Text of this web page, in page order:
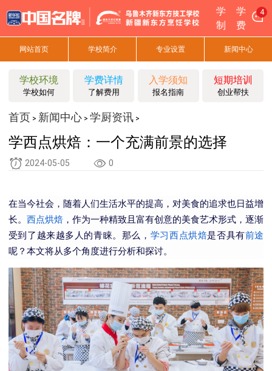
学
制
学
费
4
网站首页 学校简介 专业设置 新闻中心
学校环境
学校如何
学费详情
了解费用
入学须知
报名指南
短期培训
创业帮扶
首页 > 新闻中心> 学厨资讯>
学西点烘焙：一个充满前景的选择
2024-05-05 0
在当今社会，随着人们生活水平的提高，对美食的追求也日益增
长。 西点烘焙，作为一种精致且富有创意的美食艺术形式，逐渐
受到了越来越多人的青睐。那么， 学习西点烘焙是否具有前途
呢？本文将从多个角度进行分析和探讨。